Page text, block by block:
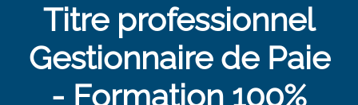
Titre professionnel
Gestionnaire de Paie
- Formation 100%